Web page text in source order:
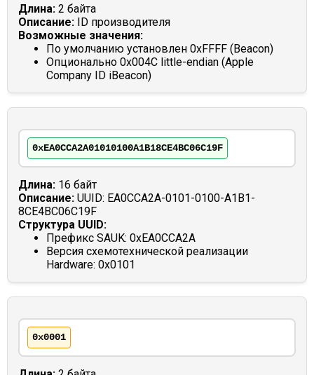
Длина: 2 байта
Описание: ID производителя
Возможные значения:
По умолчанию установлен 0xFFFF (Beacon)
Опционально 0x004C little-endian (Apple
Company ID iBeacon)
0xEA0CCA2A01010100A1B18CE4BC06C19F
Длина: 16 байт
Описание: UUID: EA0CCA2A-0101-0100-A1B1-
8CE4BC06C19F
Структура UUID:
Префикс SAUK: 0xEA0CCA2A
Версия схемотехнической реализации
Hardware: 0x0101
0x0001